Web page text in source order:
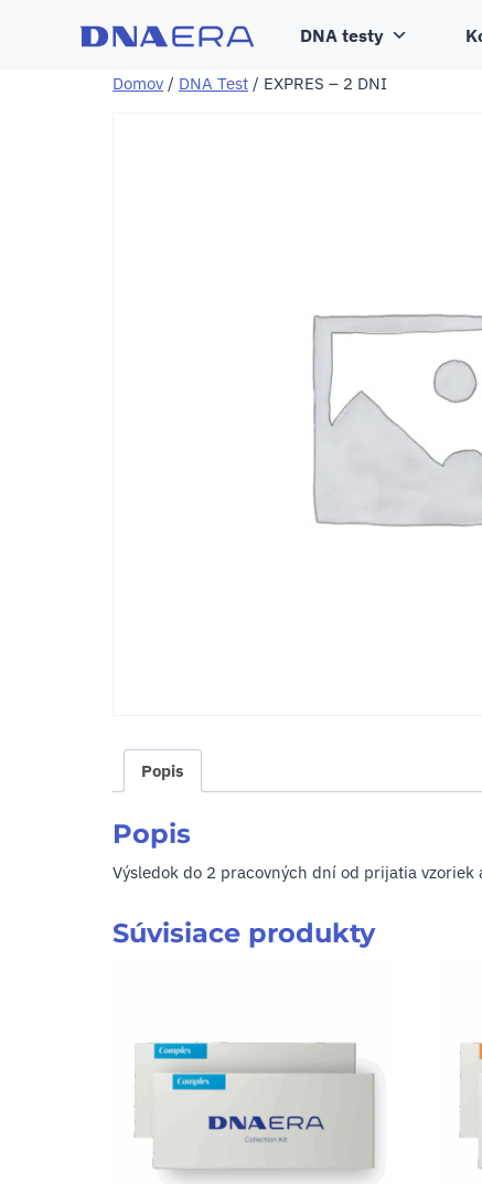
DNA testy
Domov / DNA Test / EXPRES – 2 DNI
Popis
Popis
Výsledok do 2 pracovných dní od prijatia vzoriek
Súvisiace produkty